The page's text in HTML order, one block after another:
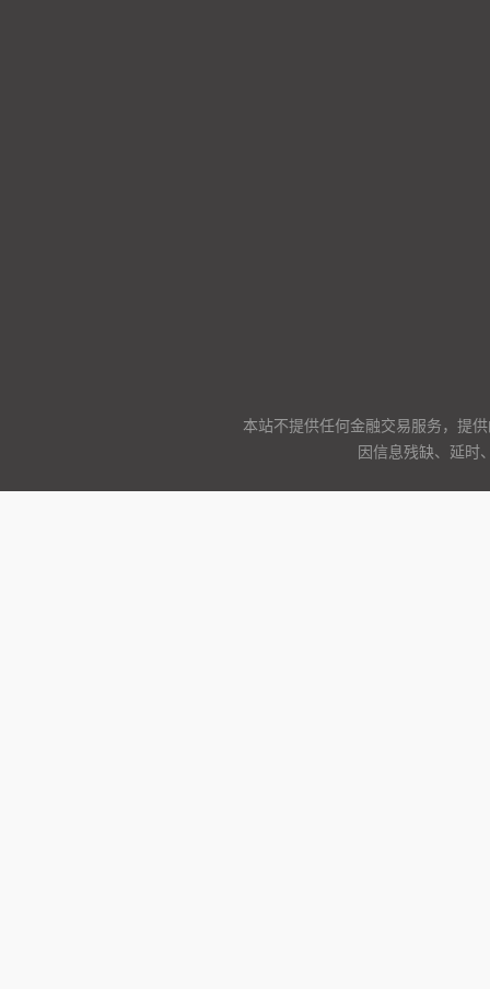
本站不提供任何金融交易服务，提
因信息残缺、延时